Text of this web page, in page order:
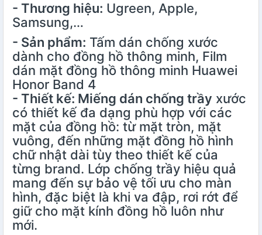
- Thương hiệu: Ugreen, Apple,
Samsung,…
- Sản phẩm: Tấm dán chống xước
dành cho đồng hồ thông minh, Film
dán mặt đồng hồ thông minh Huawei
Honor Band 4
- Thiết kế: Miếng dán chống trầy xước
có thiết kế đa dạng phù hợp với các
mặt của đồng hồ: từ mặt tròn, mặt
vuông, đến những mặt đồng hồ hình
chữ nhật dài tùy theo thiết kế của
từng brand. Lớp chống trầy hiệu quả
mang đến sự bảo vệ tối ưu cho màn
hình, đặc biệt là khi va đập, rơi rớt để
giữ cho mặt kính đồng hồ luôn như
mới.